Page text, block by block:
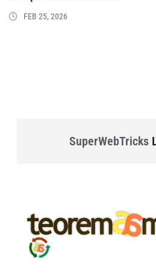
FEB 25, 2026
SuperWebTricks